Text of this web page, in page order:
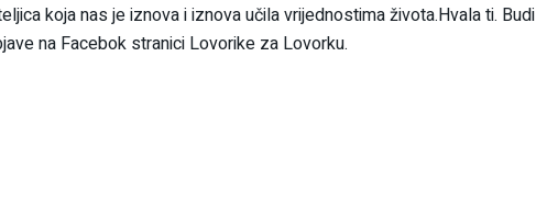
koja nas je iznova i iznova učila vrijednostima života.Hvala ti. Budi
na Facebok stranici Lovorike za Lovorku.